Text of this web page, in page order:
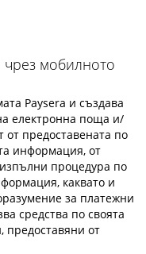
чрез мобилното
Paysera и създава
електронна поща и/
предоставената по
информация, от
процедура по
каквато и
за платежни
средства по своята
предоставяни от